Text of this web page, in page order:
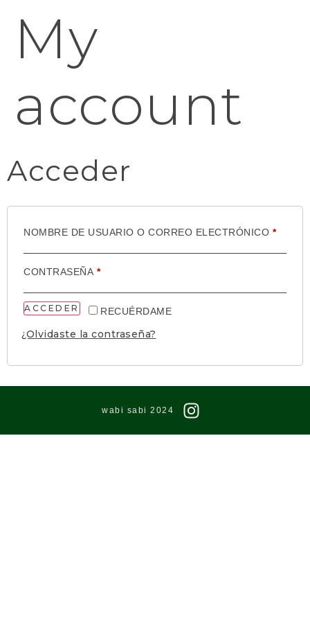
My
account
Acceder
NOMBRE DE USUARIO O CORREO ELECTRÓNICO *
CONTRASEÑA *
RECUÉRDAME
ACCEDER
¿Olvidaste la contraseña?
wabi sabi 2024